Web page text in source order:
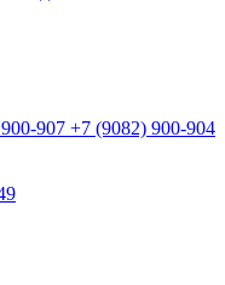
900-907 +7 (9082) 900-904